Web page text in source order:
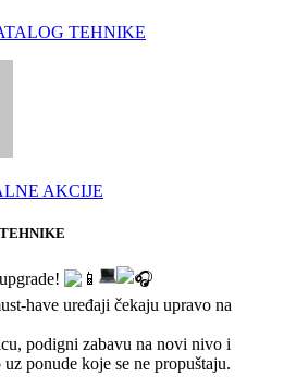
TEHNIKE
AKCIJE
have uređaji čekaju upravo na
podigni zabavu na novi nivo i
ponude koje se ne propuštaju.